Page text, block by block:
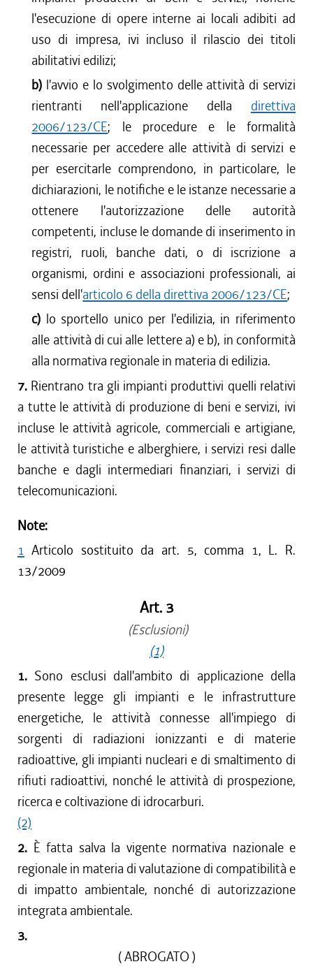
l'esecuzione di opere interne ai locali adibiti ad
uso di impresa, ivi incluso il rilascio dei titoli
abilitativi edilizi;
b) l'avvio e lo svolgimento delle attività di servizi
rientranti nell'applicazione della direttiva
2006/123/CE; le procedure e le formalità
necessarie per accedere alle attività di servizi e
per esercitarle comprendono, in particolare, le
dichiarazioni, le notifiche e le istanze necessarie a
ottenere l'autorizzazione delle autorità
competenti, incluse le domande di inserimento in
registri, ruoli, banche dati, o di iscrizione a
organismi, ordini e associazioni professionali, ai
sensi dell'articolo 6 della direttiva 2006/123/CE;
c) lo sportello unico per l'edilizia, in riferimento
alle attività di cui alle lettere a) e b), in conformità
alla normativa regionale in materia di edilizia.
7. Rientrano tra gli impianti produttivi quelli relativi
a tutte le attività di produzione di beni e servizi, ivi
incluse le attività agricole, commerciali e artigiane,
le attività turistiche e alberghiere, i servizi resi dalle
banche e dagli intermediari finanziari, i servizi di
telecomunicazioni.
Note:
1 Articolo sostituito da art. 5, comma 1, L. R.
13/2009
Art. 3
(Esclusioni)
(1)
1. Sono esclusi dall'ambito di applicazione della
presente legge gli impianti e le infrastrutture
energetiche, le attività connesse all'impiego di
sorgenti di radiazioni ionizzanti e di materie
radioattive, gli impianti nucleari e di smaltimento di
rifiuti radioattivi, nonché le attività di prospezione,
ricerca e coltivazione di idrocarburi.
(2)
2. È fatta salva la vigente normativa nazionale e
regionale in materia di valutazione di compatibilità e
di impatto ambientale, nonché di autorizzazione
integrata ambientale.
3.
( ABROGATO )